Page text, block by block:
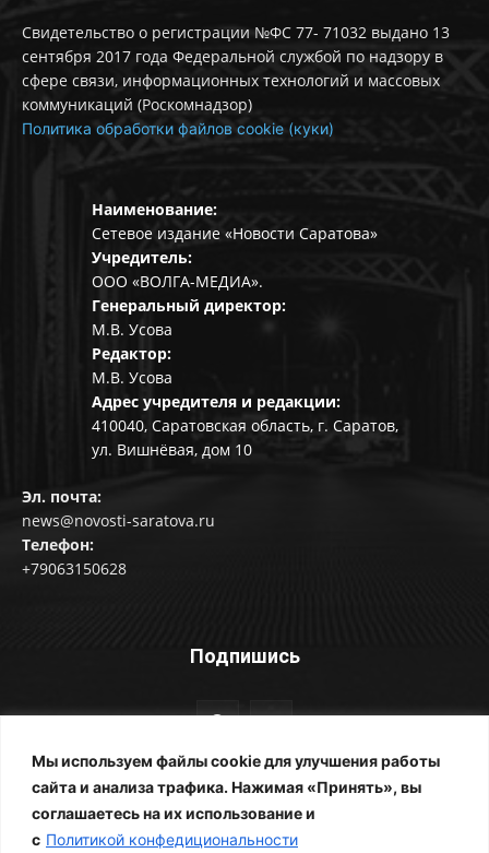
Мы используем файлы cookie для улучшения работы
сайта и анализа трафика. Нажимая «Принять», вы
соглашаетесь на их использование и
с Политикой конфедициональности
Свидетельство о регистрации №ФС 77- 71032 выдано 13
сентября 2017 года Федеральной службой по надзору в
сфере связи, информационных технологий и массовых
коммуникаций (Роскомнадзор)
Политика обработки файлов cookie (куки)
Наименование:
Сетевое издание «Новости Саратова»
Учредитель:
ООО «ВОЛГА-МЕДИА».
Генеральный директор:
М.В. Усова
Редактор:
М.В. Усова
Адрес учредителя и редакции:
410040, Саратовская область, г. Саратов,
ул. Вишнёвая, дом 10
Эл. почта:
news@novosti-saratova.ru
Телефон:
+79063150628
Подпишись
© Новости Саратова 2014-2025